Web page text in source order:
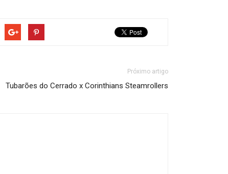
Próximo artigo
Tubarões do Cerrado x Corinthians Steamrollers